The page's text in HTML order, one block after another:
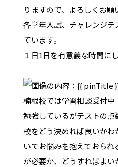
りますので、よろしくお願
各学年入試、チャレンジ
ています。
１日1日を有意義な時間に
楠根校では学習相談受付中
勉強しているがテストの
校をどう決めれば良いか
いてお悩みを抱えておら
が必要か、どうすればよ